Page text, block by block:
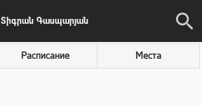
Տիգրան Գասպարյան
Расписание Места